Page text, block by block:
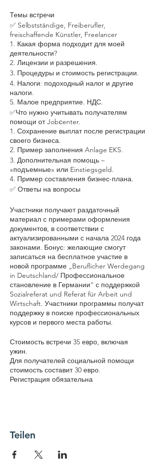
Темы встречи
✅ Selbstständige, Freiberufler,
freischaffende Künstler, Freelancer
1. Какая форма подходит для моей
деятельности?
2. Лицензии и разрешения.
3. Процедуры и стоимость регистрации.
4. Налоги: подоходный налог и другие
налоги.
5. Малое предприятие. НДС.
✅Что нужно учитывать получателям
помощи от Jobсenter.
1. Сохранение выплат после регистрации
своего бизнеса.
2. Пример заполнения Anlage EKS.
3. Дополнительная помощь –
«подъемные» или Einstiegsgeld.
4. Пример составления бизнес-плана.
✅ Ответы на вопросы
Участники получают раздаточный
материал с примерами оформления
документов, в соответствии с
актуализированными с начала 2024 года
законами. Бонус: желающие смогут
записаться на бесплатное участие в
новой программе „Beruflicher Werdegang
in Deutschland/ Профессиональное
становление в Германии“ с поддержкой
Sozialreferat und Referat für Arbeit und
Wirtschaft. Участники программы получат
поддержку в поиске профессиональных
курсов и первого места работы.
Стоимость встречи 35 евро, включая
ужин.
Для получателей социальной помощи
стоимость составит 30 евро.
Регистрация обязательна
Teilen